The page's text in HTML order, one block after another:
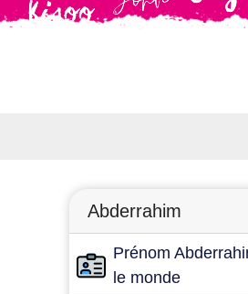
Abderrahim
Prénom
le monde